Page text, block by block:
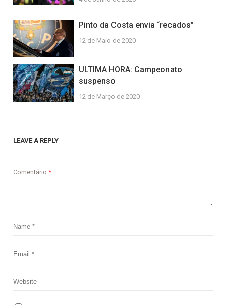
Pinto da Costa envia “recados”
12 de Maio de 2020
ULTIMA HORA: Campeonato
suspenso
12 de Março de 2020
LEAVE A REPLY
Comentário*